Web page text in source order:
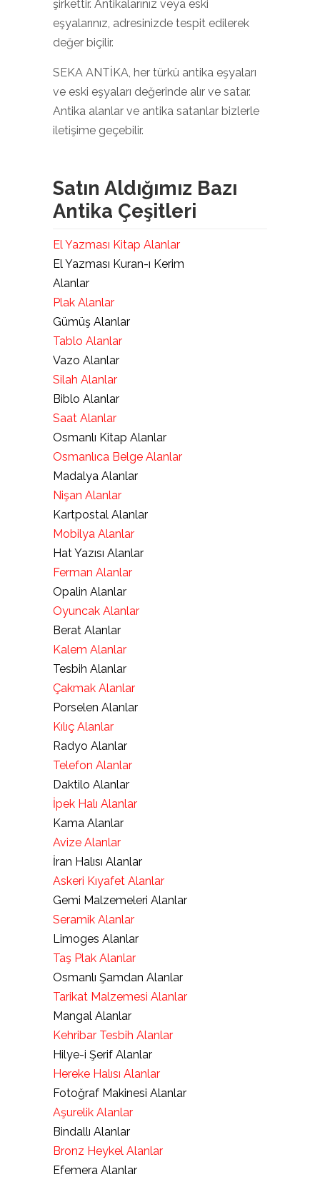
şirkettir. Antikalarınız veya eski
eşyalarınız, adresinizde tespit edilerek
değer biçilir.
SEKA ANTİKA, her türkü antika eşyaları
ve eski eşyaları değerinde alır ve satar.
Antika alanlar ve antika satanlar bizlerle
iletişime geçebilir.
Satın Aldığımız Bazı
Antika Çeşitleri
El Yazması Kitap Alanlar
El Yazması Kuran-ı Kerim
Alanlar
Plak Alanlar
Gümüş Alanlar
Tablo Alanlar
Vazo Alanlar
Silah Alanlar
Biblo Alanlar
Saat Alanlar
Osmanlı Kitap Alanlar
Osmanlıca Belge Alanlar
Madalya Alanlar
Nişan Alanlar
Kartpostal Alanlar
Mobilya Alanlar
Hat Yazısı Alanlar
Ferman Alanlar
Opalin Alanlar
Oyuncak Alanlar
Berat Alanlar
Kalem Alanlar
Tesbih Alanlar
Çakmak Alanlar
Porselen Alanlar
Kılıç Alanlar
Radyo Alanlar
Telefon Alanlar
Daktilo Alanlar
İpek Halı Alanlar
Kama Alanlar
Avize Alanlar
İran Halısı Alanlar
Askeri Kıyafet Alanlar
Gemi Malzemeleri Alanlar
Seramik Alanlar
Limoges Alanlar
Taş Plak Alanlar
Osmanlı Şamdan Alanlar
Tarikat Malzemesi Alanlar
Mangal Alanlar
Kehribar Tesbih Alanlar
Hilye-i Şerif Alanlar
Hereke Halısı Alanlar
Fotoğraf Makinesi Alanlar
Aşurelik Alanlar
Bindallı Alanlar
Bronz Heykel Alanlar
Efemera Alanlar